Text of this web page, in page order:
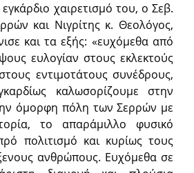
χαιρετισμό του, ο Σεβ.
και Νιγρίτης κ. Θεολόγος,
και τα εξής: «ευχόμεθα από
ευλογίαν στους εκλεκτούς
εντιμοτάτους συνέδρους,
καλωσορίζουμε στην
όμορφη πόλη των Σερρών με
το απαράμιλλο φυσικό
πολιτισμό και κυρίως τους
ανθρώπους. Ευχόμεθα σε